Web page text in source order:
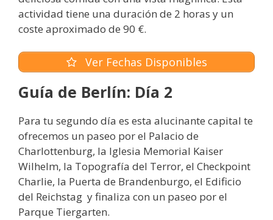
actividad tiene una duración de 2 horas y un
coste aproximado de 90 €.
Ver Fechas Disponibles
Guía de Berlín: Día 2
Para tu segundo día es esta alucinante capital te
ofrecemos un paseo por el Palacio de
Charlottenburg, la Iglesia Memorial Kaiser
Wilhelm, la Topografía del Terror, el Checkpoint
Charlie, la Puerta de Brandenburgo, el Edificio
del Reichstag y finaliza con un paseo por el
Parque Tiergarten.